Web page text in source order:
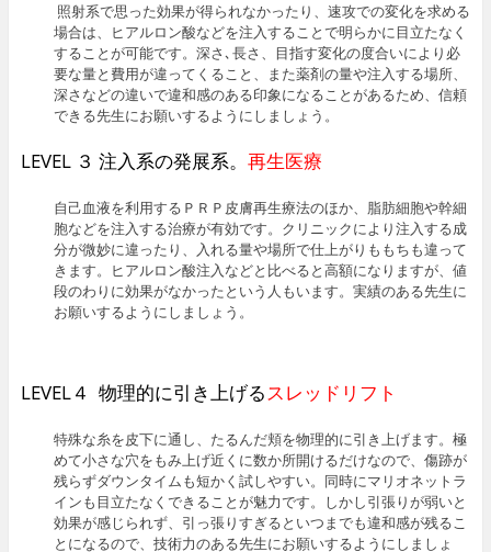
照射系で思った効果が得られなかったり、速攻での変化を求める
場合は、ヒアルロン酸などを注入することで明らかに目立たなく
することが可能です。深さ､長さ、目指す変化の度合いにより必
要な量と費用が違ってくること、また薬剤の量や注入する場所、
深さなどの違いで違和感のある印象になることがあるため、信頼
できる先生にお願いするようにしましょう。
LEVEL ３ 注入系の発展系。 再生医療
自己血液を利用するＰＲＰ皮膚再生療法のほか、脂肪細胞や幹細
胞などを注入する治療が有効です。クリニックにより注入する成
分が微妙に違ったり、入れる量や場所で仕上がりももちも違って
きます。ヒアルロン酸注入などと比べると高額になりますが、値
段のわりに効果がなかったという人もいます。実績のある先生に
お願いするようにしましょう。
LEVEL４ 物理的に引き上げるスレッドリフト
特殊な糸を皮下に通し、たるんだ頬を物理的に引き上げます。極
めて小さな穴をもみ上げ近くに数か所開けるだけなので、傷跡が
残らずダウンタイムも短かく試しやすい。同時にマリオネットラ
インも目立たなくできることが魅力です。しかし引張りが弱いと
効果が感じられず、引っ張りすぎるといつまでも違和感が残るこ
とになるので、技術力のある先生にお願いするようにしましょ